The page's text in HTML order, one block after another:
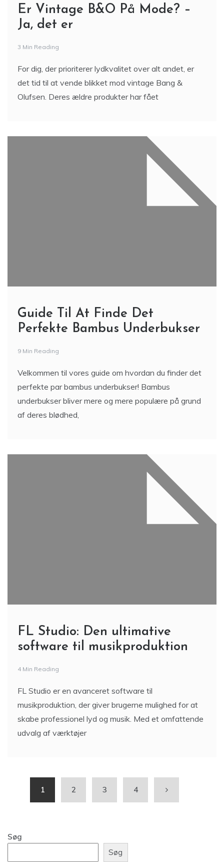
Er Vintage B&O På Mode? –
Ja, det er
3 Min Reading
For dig, der prioriterer lydkvalitet over alt andet, er
det tid til at vende blikket mod vintage Bang &
Olufsen. Deres ældre produkter har fået
Guide Til At Finde Det
Perfekte Bambus Underbukser
9 Min Reading
Velkommen til vores guide om hvordan du finder det
perfekte par bambus underbukser! Bambus
underbukser bliver mere og mere populære på grund
af deres blødhed,
FL Studio: Den ultimative
software til musikproduktion
4 Min Reading
FL Studio er en avanceret software til
musikproduktion, der giver brugerne mulighed for at
skabe professionel lyd og musik. Med et omfattende
udvalg af værktøjer
1 2 3 4
Søg
Søg